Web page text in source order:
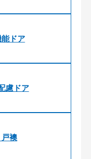
ドア
慮ドア
襖